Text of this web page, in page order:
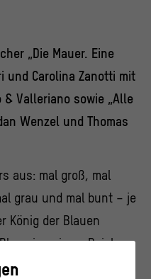
„Die Mauer. Eine
und Carolina Zanotti mit
Valleriano sowie „Alle
Wenzel und Thomas
aus: mal groß, mal
grau und mal bunt – je
König der Blauen
in seinem Reich
langweilig und doof